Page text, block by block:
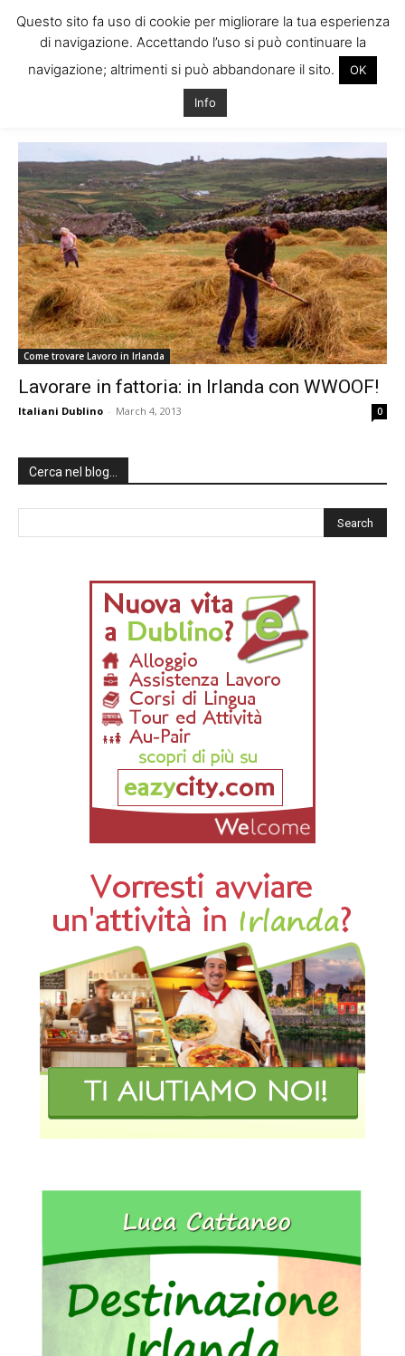
Tag: lavoro allevamento irlanda
Come trovare Lavoro in Irlanda
Lavorare in fattoria: in Irlanda con WWOOF!
Italiani Dublino - March 4, 2013 0
Cerca nel blog…
Questo sito fa uso di cookie per migliorare la tua esperienza
di navigazione. Accettando l’uso si può continuare la
navigazione; altrimenti si può abbandonare il sito.
OK
Info